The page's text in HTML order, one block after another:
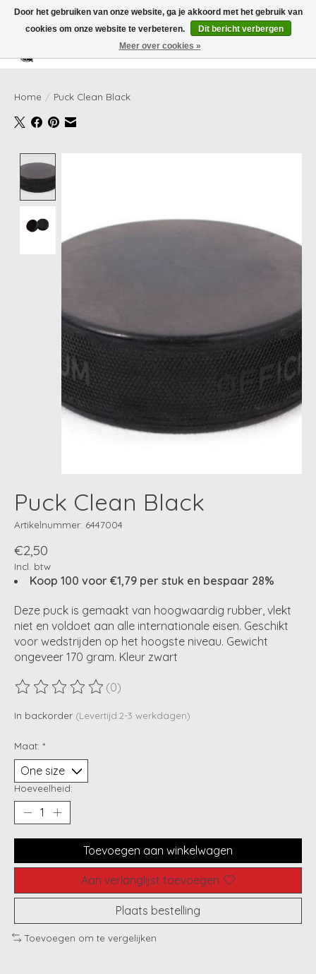
Verlanglijst
Home / Puck Clean Black
Puck Clean Black
Artikelnummer: 6447004
€2,50
Incl. btw
Koop 100 voor €1,79 per stuk en bespaar 28%
Deze puck is gemaakt van hoogwaardig rubber, vlekt
niet en voldoet aan alle internationale eisen. Geschikt
voor wedstrijden op het hoogste niveau. Gewicht
ongeveer 170 gram. Kleur zwart
De beoordeling van dit product is
(0)
In backorder (Levertijd:2-3 werkdagen)
Maat: *
Hoeveelheid:
Toevoegen aan winkelwagen
Aan verlanglijst toevoegen
Plaats bestelling
Toevoegen om te vergelijken
Door het gebruiken van onze website, ga je akkoord met het gebruik van
cookies om onze website te verbeteren.
Dit bericht verbergen
Meer over cookies »